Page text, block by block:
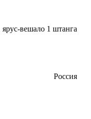
вешало 1 штанга
Россия